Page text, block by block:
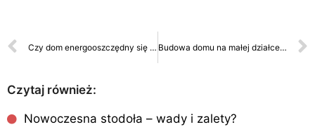
Czy dom energooszczędny się opłaca? Budowa domu na małej działce w Warszawie – wyzwania i rozwiązania dla zabudowy bliźniaczej
Czytaj również:
Nowoczesna stodoła – wady i zalety?